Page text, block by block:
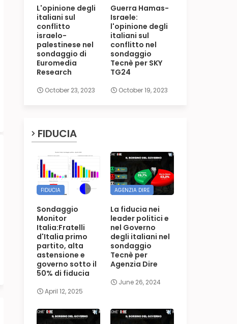
L'opinione degli
italiani sul
conflitto
israelo-
palestinese nel
sondaggio di
Euromedia
Research
October 23, 2023
Guerra Hamas-
Israele:
l'opinione degli
italiani sul
conflitto nel
sondaggio
Tecnè per SKY
TG24
October 19, 2023
FIDUCIA
FIDUCIA
Sondaggio
Monitor
Italia:Fratelli
d'Italia primo
partito, alta
astensione e
governo sotto il
50% di fiducia
April 12, 2025
AGENZIA DIRE
La fiducia nei
leader politici e
nel Governo
degli italiani nel
sondaggio
Tecnè per
Agenzia Dire
June 26, 2024